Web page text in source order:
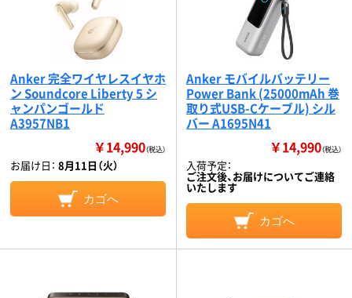
Anker 完全ワイヤレスイヤホ
ン Soundcore Liberty 5 シ
ャンパンゴールド
A3957NB1
￥14,990（税込）
お届け日： 8月11日（火）
カゴへ
Anker モバイルバッテリー
Power Bank (25000mAh 巻
取り式USB-Cケーブル) シル
バー A1695N41
￥14,990（税込）
入荷予定：
ご注文後、お届けについてご連絡
いたします
カゴへ